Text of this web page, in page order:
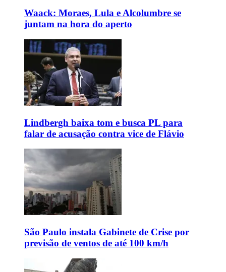
Waack: Moraes, Lula e Alcolumbre se
juntam na hora do aperto
Lindbergh baixa tom e busca PL para
falar de acusação contra vice de Flávio
São Paulo instala Gabinete de Crise por
previsão de ventos de até 100 km/h